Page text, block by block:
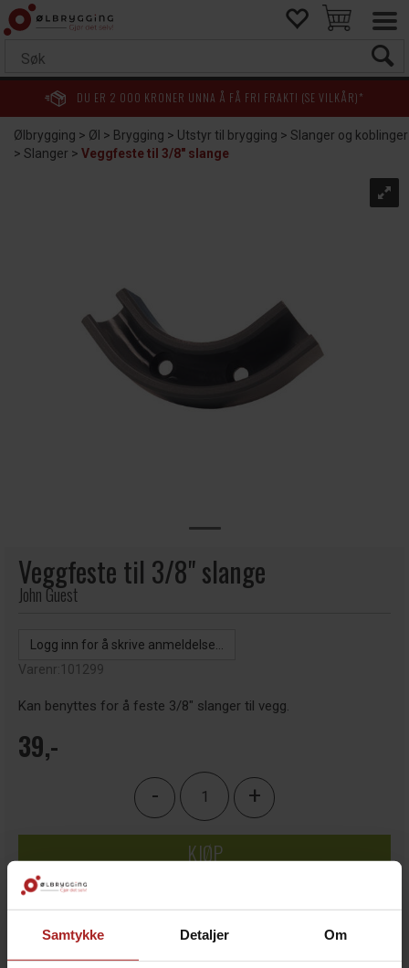
Samtykke Detaljer Om
DU ER 2 000 KRONER UNNA Å FÅ FRI FRAKT! (SE VILKÅR)*
Ølbrygging>Øl >Brygging>Utstyr til brygging>Slanger og koblinger
>Slanger>Veggfeste til 3/8" slange
Veggfeste til 3/8" slange
John Guest
Logg inn for å skrive anmeldelse...
Varenr:101299
Kan benyttes for å feste 3/8" slanger til vegg.
39,-
- +
KJØP